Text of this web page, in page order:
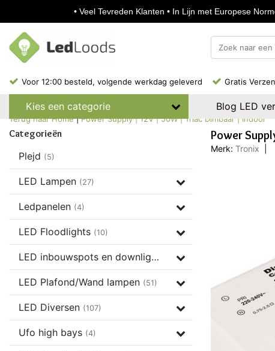
Voor 12:00 besteld, volgende werkdag geleverd Gratis
Kies een categorie Blog LED
Terug naar Home|Power Supply | 12V | 50W | Triac Dimbaar | Indoor
Categorieën
Plejd (5)
LED Lampen (27)
Ledpanelen (4)
LED Floodlights (10)
LED inbouwspots en downlights (37)
LED Plafond/Wand lampen (51)
LED Diversen (107)
Ufo high bays (4)
Power
Merk: Tronix
• Veel Tevreden Klanten • In Lijn met Europese